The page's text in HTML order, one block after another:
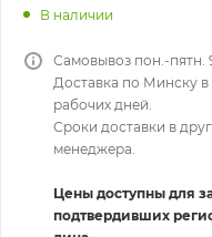
В наличии
Самовывоз пон.-пятн.
Доставка по Минску
рабочих дней.
Сроки доставки в
менеджера.
Цены доступны для
подтвердивших